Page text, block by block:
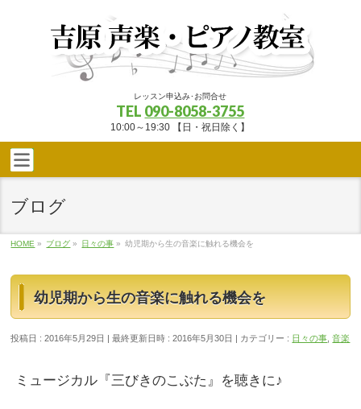
レッスン申込み･お問合せ
TEL 090-8058-3755
10:00～19:30 【日・祝日除く】
ブログ
HOME » ブログ » 日々の事 » 幼児期から生の音楽に触れる機会を
幼児期から生の音楽に触れる機会を
投稿日 : 2016年5月29日 最終更新日時 : 2016年5月30日 カテゴリー : 日々の事 ,音楽
ミュージカル『三びきのこぶた』を聴きに♪